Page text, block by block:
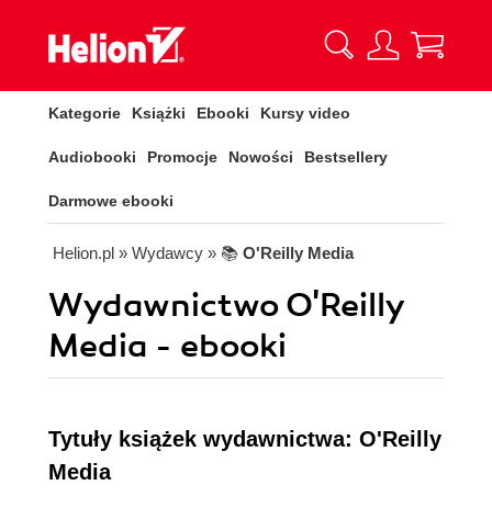
Kategorie Książki Ebooki Kursy video
Audiobooki Promocje Nowości Bestsellery
Darmowe ebooki
Helion.pl » Wydawcy » 📚 O'Reilly Media
Wydawnictwo O'Reilly
Media - ebooki
Tytuły książek wydawnictwa: O'Reilly
Media